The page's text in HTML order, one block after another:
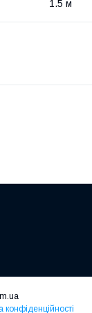
1.5 м
конфіденційності